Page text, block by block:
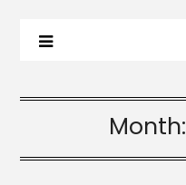
Month: